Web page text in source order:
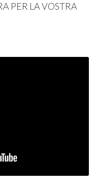
PER LAVOSTRA